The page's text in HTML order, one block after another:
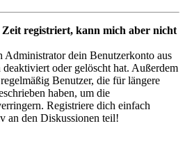
registriert, kann mich aber nicht
Administrator dein Benutzerkonto aus
oder gelöscht hat. Außerdem
Benutzer, die für längere
haben, um die
Registriere dich einfach
an den Diskussionen teil!